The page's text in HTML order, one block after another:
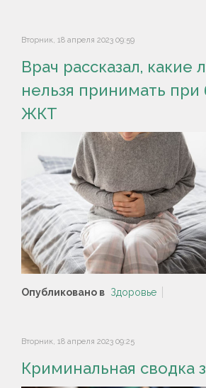
Вторник, 18 апреля 2023 09:59
Врач рассказал, какие
нельзя принимать при
ЖКТ
Опубликовано в Здоровье
Вторник, 18 апреля 2023 09:25
Криминальная сводка